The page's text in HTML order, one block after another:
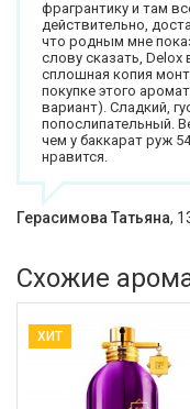
фрагрантику и там
действительно,
что родным мне
слову сказать,
сплошная копия
покупке этого
вариант). Сладкий,
попослипательный.
чем у баккарат руж
нравится.
Герасимова Татьяна,
Схожие
ХИТ